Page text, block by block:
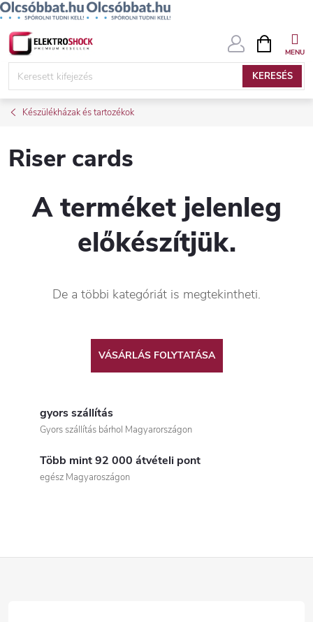
Ugrás
KERESÉS
KOSÁR
Készülékházak és tartozékok
Riser cards
A terméket jelenleg
előkészítjük.
De a többi kategóriát is megtekintheti.
VÁSÁRLÁS FOLYTATÁSA
gyors szállítás
Gyors szállítás bárhol Magyarországon
Több mint 92 000 átvételi pont
egész Magyaroszágon